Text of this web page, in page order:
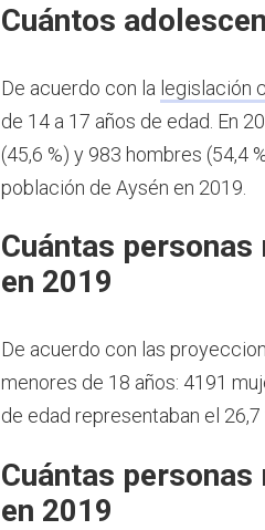
Cuántos
De acuerdo con la legislación
de 14 a 17 años de edad. En
(45,6 %) y 983 hombres (54,4
población de Aysén en 2019.
Cuántas
en 2019
De acuerdo con las
menores de 18 años: 4191
de edad representaban el
Cuántas
en 2019